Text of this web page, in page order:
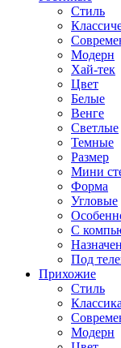
Стиль
Модерн
Хай-тек
Цвет
Белые
Венге
Светлые
Темные
Размер
Мини
Форма
Угловые
С
Под
Прихожие
Стиль
Классика
Модерн